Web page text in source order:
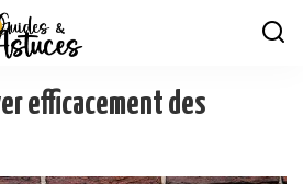
efficacement des